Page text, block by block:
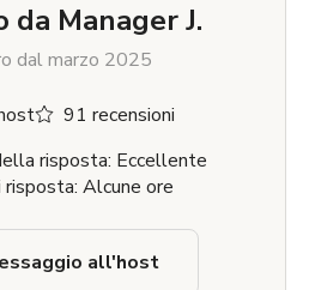
da Manager J.
dal marzo 2025
91 recensioni
risposta: Eccellente
Alcune ore
all'host